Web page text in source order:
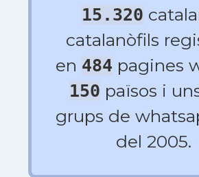
15.320
catalanòfils
en 484 pagines
150 països i
grups de
del 2005.